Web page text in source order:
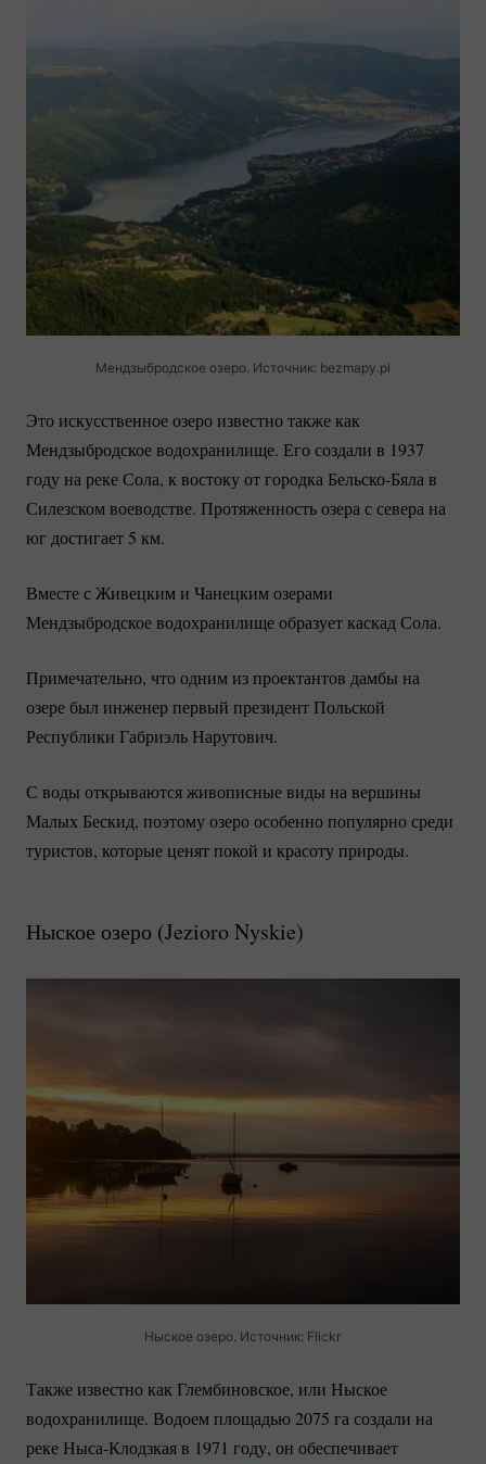
Мендзыбродское озеро. Источник: bezmapy.pl
Это искусственное озеро известно также как
Мендзыбродское водохранилище. Его создали в 1937
году на реке Сола, к востоку от городка Бельско-Бялав
Силезском воеводстве. Протяженность озера с севера на
юг достигает 5 км.
Вместе с Живецким и Чанецким озерами
Мендзыбродское водохранилище образует каскад Сола.
Примечательно, что одним из проектантов дамбы на
озере был инженер первый президент Польской
Республики Габриэль Нарутович.
С воды открываются живописные виды на вершины
Малых Бескид, поэтому озеро особенно популярно среди
туристов, которые ценят покой и красоту природы.
Ныское озеро (Jezioro Nyskie)
Ныское озеро. Источник: Flickr
Также известно как Глембиновское, или Ныское
водохранилище. Водоем площадью 2075 га создали на
реке Ныса-Клодзкаяв 1971 году, он обеспечивает